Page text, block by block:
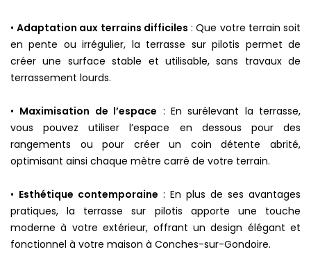
•Adaptation aux terrains difficiles : Que votre terrain soit
en pente ou irrégulier, la terrasse sur pilotis permet de
créer une surface stable et utilisable, sans travaux de
terrassement lourds.
• Maximisation de l’espace : En surélevant la terrasse,
vous pouvez utiliser l’espace en dessous pour des
rangements ou pour créer un coin détente abrité,
optimisant ainsi chaque mètre carré de votre terrain.
• Esthétique contemporaine : En plus de ses avantages
pratiques, la terrasse sur pilotis apporte une touche
moderne à votre extérieur, offrant un design élégant et
fonctionnel à votre maison à Conches-sur-Gondoire.